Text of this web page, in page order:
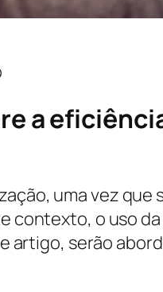
a
uma vez que
contexto, o uso
artigo, serão